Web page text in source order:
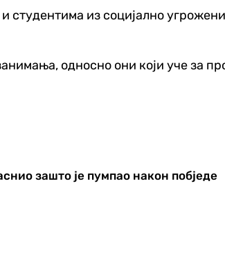
студентима из социјално
односно они који уче за
зашто је пумпао након побједе